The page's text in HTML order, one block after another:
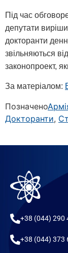
Під час
депутати
докторанти
звільняються
законопроект,
За матеріалом:
Позначено
Докторанти,
+38 (044) 290
+38 (044) 373